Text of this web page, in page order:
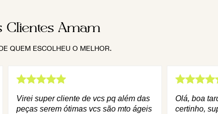
Clientes Amam
QUEM ESCOLHEU O MELHOR.
Virei super cliente de vcs pq além das
peças serem ótimas vcs são mto ágeis
Olá, boa
certinho,